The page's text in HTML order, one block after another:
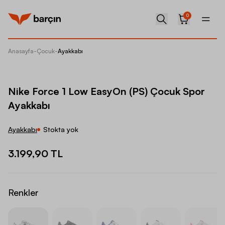
0
Anasayfa-Çocuk-Ayakkabı
Nike Force 1 Low EasyOn (PS) Çocuk Spor
Ayakkabı
Ayakkabı Stokta yok
3.199,90 TL
Renkler